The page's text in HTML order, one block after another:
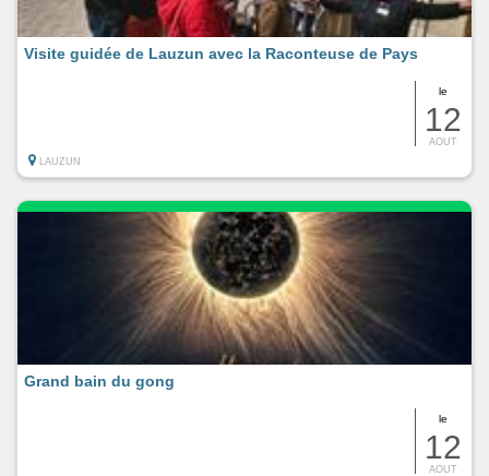
le
12
AOUT
Visite guidée de Lauzun avec la Raconteuse de Pays
LAUZUN
le
12
AOUT
Grand bain du gong